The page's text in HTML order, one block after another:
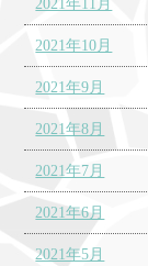
2021年11月
2021年10月
2021年9月
2021年8月
2021年7月
2021年6月
2021年5月